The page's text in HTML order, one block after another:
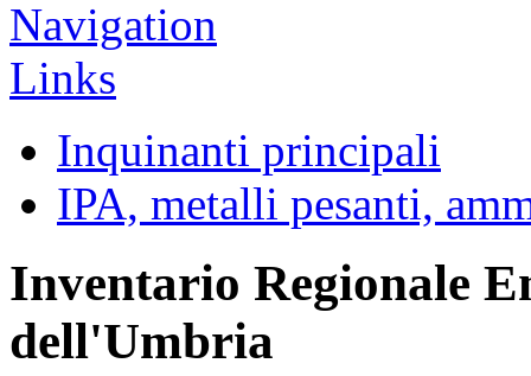
Inquinanti principali
IPA, metalli pesanti,
Inventario Regionale
dell'Umbria